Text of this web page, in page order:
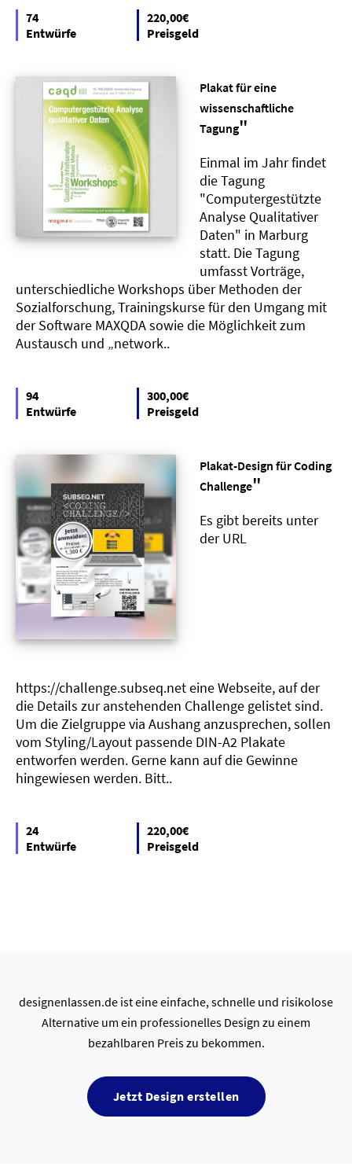
74
Entwürfe
220,00€
Preisgeld
Plakat für eine
wissenschaftliche
Tagung"
Einmal im Jahr findet
die Tagung
"Computergestützte
Analyse Qualitativer
Daten" in Marburg
statt. Die Tagung
umfasst Vorträge,
unterschiedliche Workshops über Methoden der
Sozialforschung, Trainingskurse für den Umgang mit
der Software MAXQDA sowie die Möglichkeit zum
Austausch und „network..
94
Entwürfe
300,00€
Preisgeld
Plakat-Design für Coding
Challenge"
Es gibt bereits unter
der URL
https://challenge.subseq.net eine Webseite, auf der
die Details zur anstehenden Challenge gelistet sind.
Um die Zielgruppe via Aushang anzusprechen, sollen
vom Styling/Layout passende DIN-A2 Plakate
entworfen werden. Gerne kann auf die Gewinne
hingewiesen werden. Bitt..
24
Entwürfe
220,00€
Preisgeld
designenlassen.de ist eine einfache, schnelle und risikolose
Alternative um ein professionelles Design zu einem
bezahlbaren Preis zu bekommen.
Jetzt Design erstellen